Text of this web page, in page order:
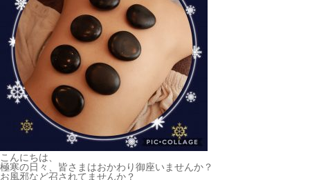
こんにちは、
極寒の日々、皆さまはおかわり御座いませんか？
お風邪など召されてませんか？